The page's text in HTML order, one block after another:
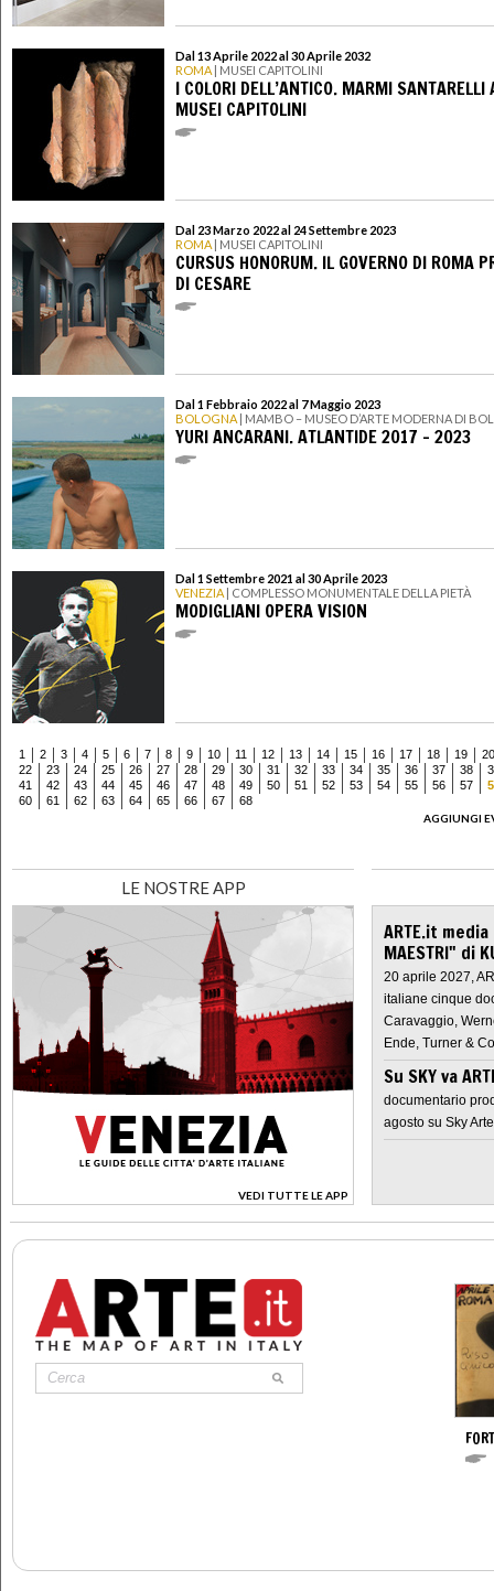
Dal 13 Aprile 2022 al 30 Aprile 2032
ROMA | MUSEI CAPITOLINI
I COLORI DELL’ANTICO. MARMI SANTARELLI
MUSEI CAPITOLINI
Dal 23 Marzo 2022 al 24 Settembre 2023
ROMA | MUSEI CAPITOLINI
CURSUS HONORUM. IL GOVERNO DI ROMA
DI CESARE
Dal 1 Febbraio 2022 al 7 Maggio 2023
BOLOGNA | MAMBO – MUSEO D’ARTE MODERNA DI
YURI ANCARANI. ATLANTIDE 2017 - 2023
Dal 1 Settembre 2021 al 30 Aprile 2023
VENEZIA | COMPLESSO MONUMENTALE DELLA PIETÀ
MODIGLIANI OPERA VISION
1 2 3 4 5 6 7 8 9 10 11 12 13 14 15 16 17 18 19
20
22
23 24 25 26 27 28 29 30 31 32 33 34 35 36 37 38
41
42 43 44 45 46 47 48 49 50 51 52 53 54 55 56 57
60
61 62 63 64 65 66 67
68
AGGIUNGI
LE NOSTRE APP
VEDI TUTTE LE APP
>
ARTE.it
MAESTRI" di
20 aprile 2027,
italiane cinque
Caravaggio,
Ende, Turner &
Su SKY va
documentario
agosto su Sky Arte